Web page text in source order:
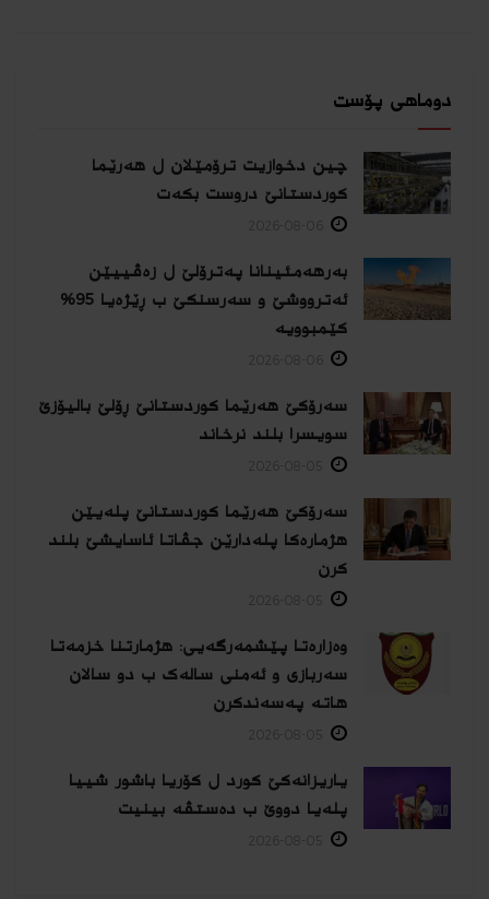
دوماهی پۆست
چین دخوازیت ترۆمێلان ل هەرێما
كوردستانێ دروست بكەت
بەرهەمئینانا په‌ترۆلێ ل زه‌ڤییێن
ئەترووشێ و سەرسنكێ ب ڕێژەیا 95%
كێمبوویە
سەرۆکێ هەرێما کوردستانێ ڕۆلێ بالیۆزێ
سویسرا بلند نرخاند
سەرۆکێ هەرێما کوردستانێ پلەیێن
هژمارەكا پلەدارێن جڤاتا ئاسایشێ بلند
كرن
وەزارەتا پێشمەرگەیی: هژمارتنا خزمەتا
سەربازی و ئەمنی سالەک ب دو سالان
هاتە پەسەندكرن
یاریزانەكێ کورد ل کۆریا باشور شییا
پلەیا دووێ ب دەستڤە بینیت